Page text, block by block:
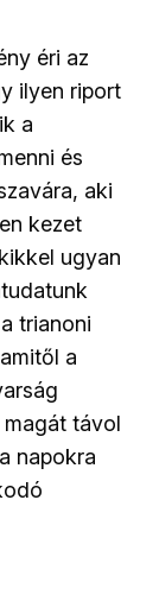
éri az
ilyen riport
a
és
aki
kezet
ugyan
trianoni
a
távol
napokra